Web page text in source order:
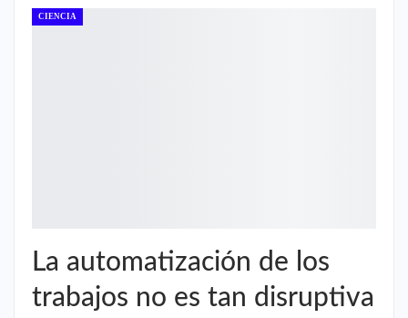
CIENCIA
La automatización de los
trabajos no es tan disruptiva